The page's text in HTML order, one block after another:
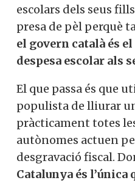
escolars dels seus
presa de pèl perquè
el govern català és
despesa escolar als
El que passa és que
populista de lliurar
pràcticament totes
autònomes actuen
desgravació fiscal.
Catalunya és l’única